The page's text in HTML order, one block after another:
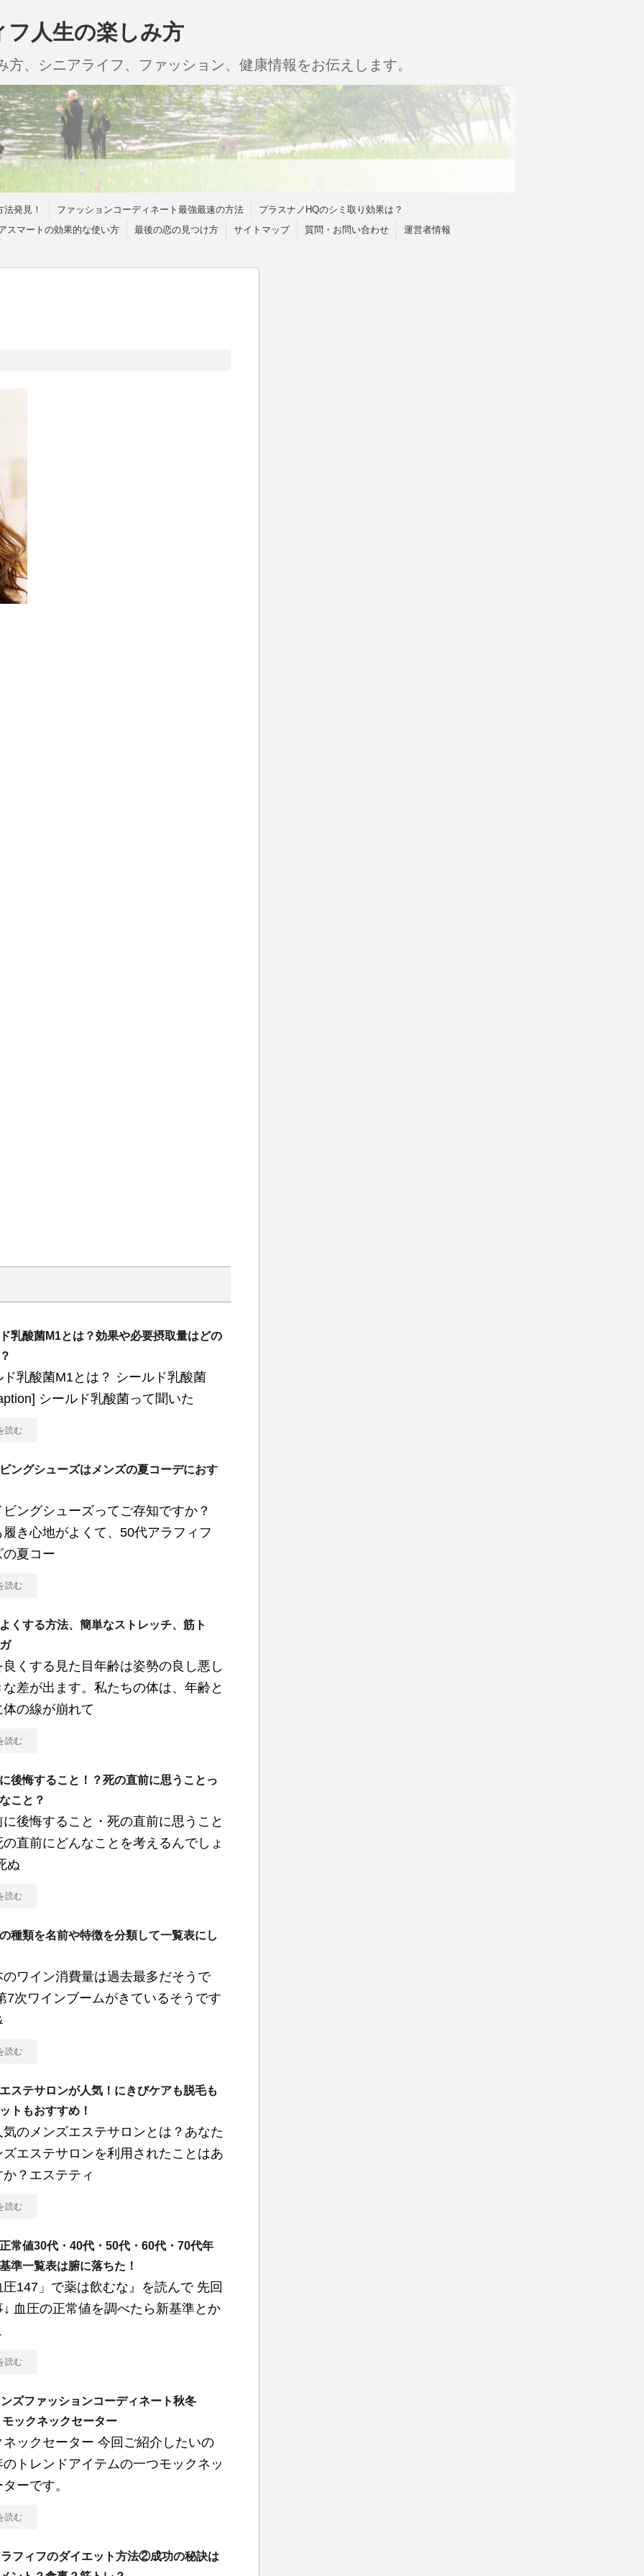
人生の楽しみ方
、シニアライフ、ファッション、健康情報をお伝えします。
発見！ ファッションコーディネート最強最速の方法
プラスナノHQのシミ取り効果は？
スマートの効果的な使い方
最後の恋の見つけ方 サイトマップ 質問・お問い合わせ 運営者情報
乳酸菌M1とは？効果や必要摂取量はどの
ド乳酸菌M1とは？ シールド乳酸菌
シールド乳酸菌って聞いた
読む
ングシューズはメンズの夏コーデにおす
ングシューズってご存知ですか？
履き心地がよくて、50代アラフィフ
の夏コー
読む
くする方法、簡単なストレッチ、筋ト
良くする見た目年齢は姿勢の良し悪し
な差が出ます。私たちの体は、年齢と
体の線が崩れて
読む
後悔すること！？死の直前に思うことっ
こと？
に後悔すること・死の直前に思うこと
の直前にどんなことを考えるんでしょ
ぬ
読む
種類を名前や特徴を分類して一覧表にし
のワイン消費量は過去最多だそうで
7次ワインブームがきているそうです
読む
ステサロンが人気！にきびケアも脱毛も
トもおすすめ！
気のメンズエステサロンとは？あなた
ズエステサロンを利用されたことはあ
？エステティ
読む
常値30代・40代・50代・60代・70代年
準一覧表は腑に落ちた！
圧147」で薬は飲むな』を読んで 先回
↓ 血圧の正常値を調べたら新基準とか
読む
ズファッションコーディネート秋冬
ックネックセーター
ネックセーター 今回ご紹介したいの
のトレンドアイテムの一つモックネッ
ーです。
読む
フィフのダイエット方法②成功の秘訣は